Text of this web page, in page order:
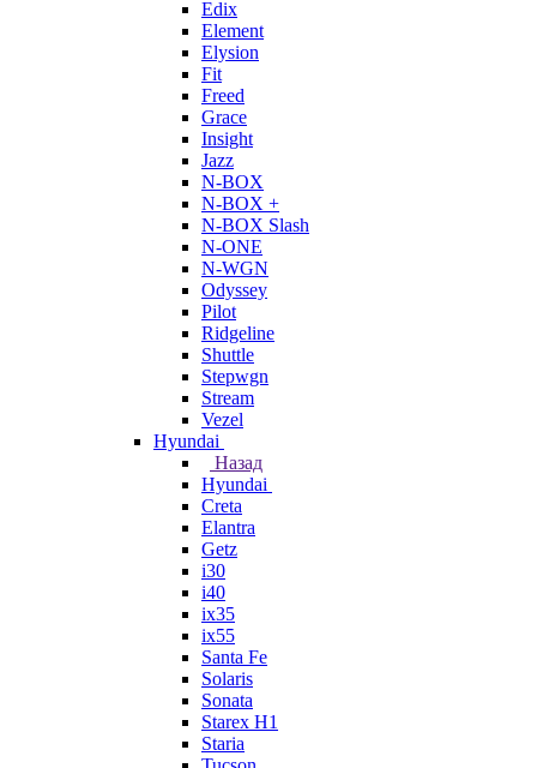
Edix
Element
Elysion
Fit
Freed
Grace
Insight
Jazz
N-BOX
N-BOX +
N-BOX Slash
N-ONE
N-WGN
Odyssey
Pilot
Ridgeline
Shuttle
Stepwgn
Stream
Vezel
Hyundai
Назад
Hyundai
Creta
Elantra
Getz
i30
i40
ix35
ix55
Santa Fe
Solaris
Sonata
Starex H1
Staria